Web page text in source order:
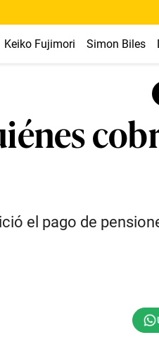
Keiko Fujimori Simon Biles
el pago de